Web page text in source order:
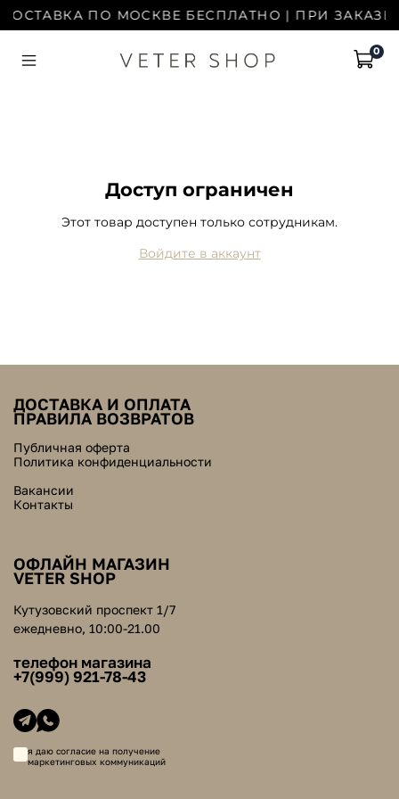
ПО МОСКВЕ БЕСПЛАТНО | ПРИ
0
Доступ ограничен
Этот товар доступен только сотрудникам.
Войдите в аккаунт
ДОСТАВКА И ОПЛАТА
ПРАВИЛА ВОЗВРАТОВ
Публичная оферта
Политика конфиденциальности
Вакансии
Контакты
ОФЛАЙН МАГАЗИН
VETER SHOP
Кутузовский проспект 1/7
ежедневно, 10:00-21.00
телефон магазина
+7(999) 921-78-43
я даю согласие на получение
маркетинговых коммуникаций